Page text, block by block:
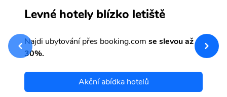
Levné hotely blízko letiště
Najdi ubytování přes booking.com se slevou až
30%.
Akční abídka hotelů